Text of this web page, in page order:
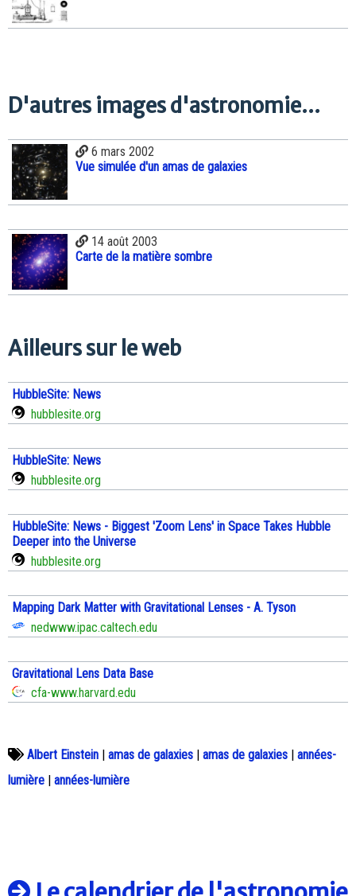
D'autres images d'astronomie...
6 mars 2002
Vue simulée d'un amas de galaxies
14 août 2003
Carte de la matière sombre
Ailleurs sur le web
HubbleSite: News
hubblesite.org
HubbleSite: News
hubblesite.org
HubbleSite: News - Biggest 'Zoom Lens' in Space Takes Hubble
Deeper into the Universe
hubblesite.org
Mapping Dark Matter with Gravitational Lenses - A. Tyson
nedwww.ipac.caltech.edu
Gravitational Lens Data Base
cfa-www.harvard.edu
Albert Einstein | amas de galaxies | amas de galaxies | années-
lumière | années-lumière